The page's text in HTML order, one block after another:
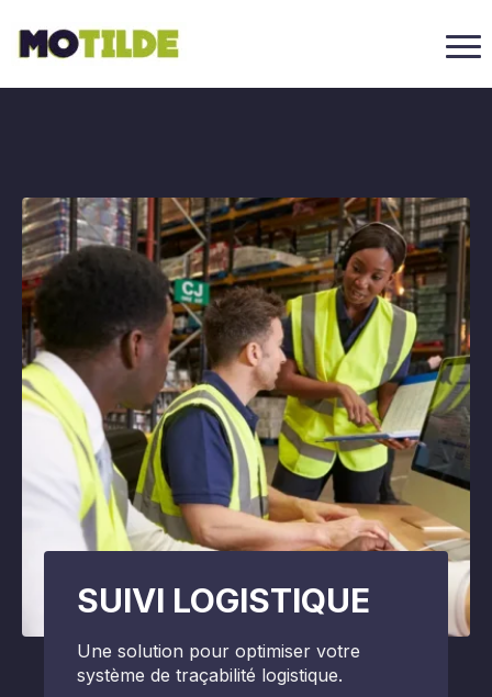
SUIVI LOGISTIQUE
Une solution pour optimiser votre
système de traçabilité logistique.